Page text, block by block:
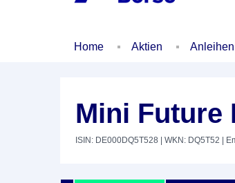
Home Aktien Anleihen
Mini Future
ISIN: DE000DQ5T528 | WKN: DQ5T52 |